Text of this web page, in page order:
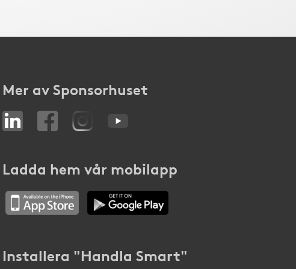
Mer av Sponsorhuset
Ladda hem vår mobilapp
Installera "Handla Smart"